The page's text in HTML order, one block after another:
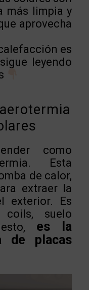
más limpia y
aprovecha
es
leyendo
como
Esta
de calor,
extraer la
exterior. Es
suelo
es la
de placas